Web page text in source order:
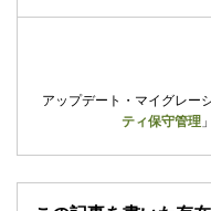
アップデート・マイグレー
ティ保守管理 」